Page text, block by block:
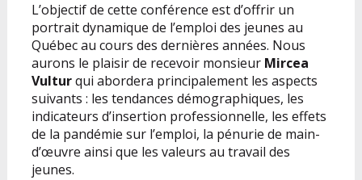
L’objectif de cette conférence est d’offrir un
portrait dynamique de l’emploi des jeunes au
Québec au cours des dernières années. Nous
aurons le plaisir de recevoir monsieurMircea
Vulturqui abordera principalement les aspects
suivants : les tendances démographiques, les
indicateurs d’insertion professionnelle, les effets
de la pandémie sur l’emploi, la pénurie de main-
d’œuvre ainsi que les valeurs au travail des
jeunes.